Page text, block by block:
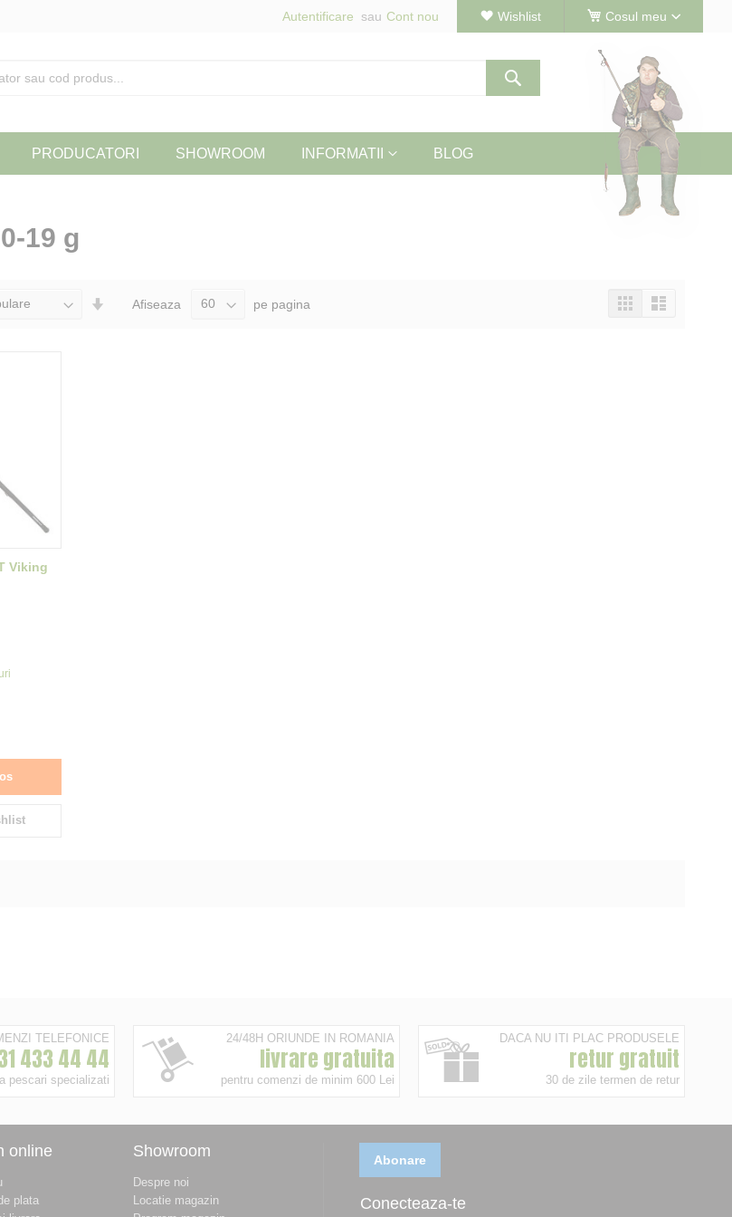
Cosul meu
Wishlist
Autentificare Cont nou
PRODUCATORI SHOWROOM INFORMATII BLOG
19 g
SeteazaAfiseaza pe pagina
Vizualizeaza
ca
TabelLista
Viking
TELEFONICE
433 44 44
pescari specializati
24/48H ORIUNDE IN ROMANIA
livrare gratuita
pentru comenzi de minim 600 Lei
DACA NU ITI PLAC PRODUSELE
retur gratuit
30 de zile termen de retur
online
plata
Showroom
Despre noi
Locatie magazin
Abonare
Conecteaza-te